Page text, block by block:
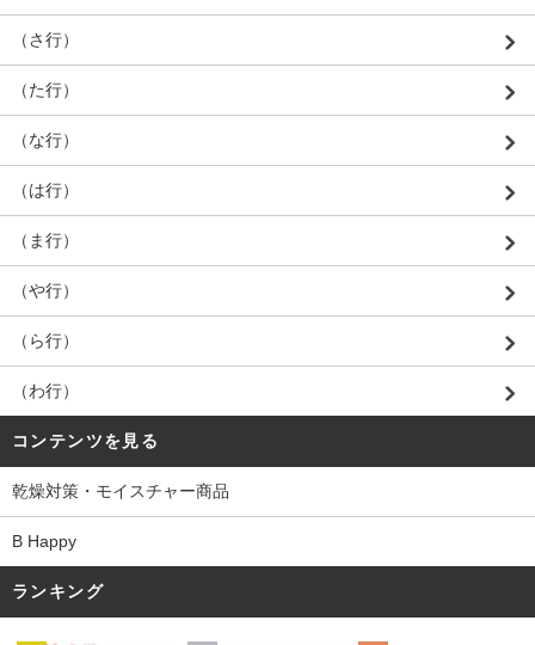
（さ行）
（た行）
（な行）
（は行）
（ま行）
（や行）
（ら行）
（わ行）
コンテンツを見る
乾燥対策・モイスチャー商品
B Happy
ランキング